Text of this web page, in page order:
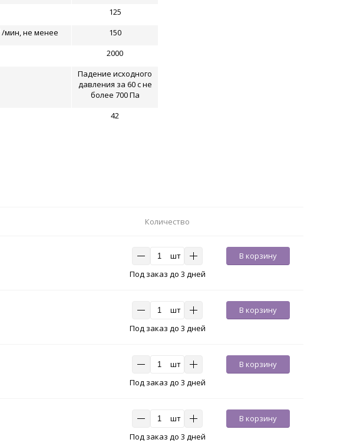
125
/мин, не менее
150
2000
Падение исходного
давления за 60 с не
более 700 Па
42
Количество
шт
В корзину
Под заказ до 3 дней
шт
В корзину
Под заказ до 3 дней
шт
В корзину
Под заказ до 3 дней
шт
В корзину
Под заказ до 3 дней